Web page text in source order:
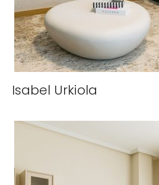
Isabel Urkiola